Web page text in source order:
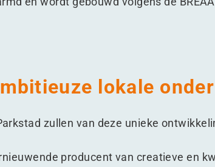
lokale
zullen van deze unieke
producent van creatieve en